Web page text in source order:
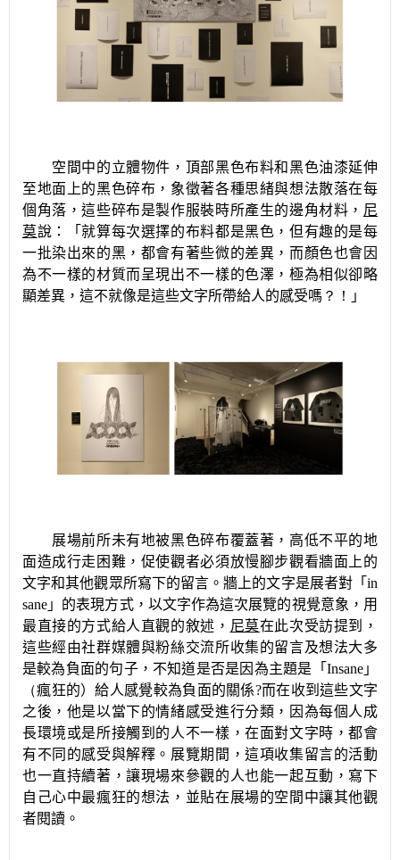
空間中的立體物件，頂部黑色布料和黑色油漆延伸
至地面上的黑色碎布，象徵著各種思緒與想法散落在每
個角落，這些碎布是製作服裝時所產生的邊角材料， 尼
莫說：「就算每次選擇的布料都是黑色，但有趣的是每
一批染出來的黑，都會有著些微的差異，而顏色也會因
為不一樣的材質而呈現出不一樣的色澤，極為相似卻略
顯差異，這不就像是這些文字所帶給人的感受嗎 ？！ 」
展場前所未有地被黑色碎布覆蓋著，高低不平的地
面造成行走困難，促使觀者必須放慢腳步觀看牆面上的
文字和其他觀眾所寫下的留言。牆上的文字是展者對「 in
sane 」的表現方式，以文字作為這次展覽的視覺意象，用
最直接的方式給人直觀的敘述， 尼莫在此次受訪提到，
這些經由社群媒體與粉絲交流所收集的留言及想法大多
是較為負面的句子，不知道是否是因為主題是「 Insane」
（瘋狂的）給人感覺較為負面的關係?而在收到這些文字
之後，他是以當下的情緒感受進行分類，因為每個人成
長環境或是所接觸到的人不一樣，在面對文字時，都會
有不同的感受與解釋。展覽期間，這項收集留言的活動
也一直持續著，讓現場來參觀的人也能一起互動，寫下
自己心中最瘋狂的想法，並貼在展場的空間中讓其他觀
者閱讀。